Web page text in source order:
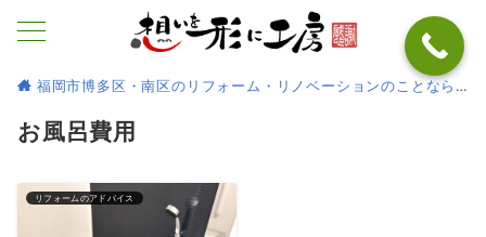
福岡市博多区・南区のリフォーム・リノベーションのことなら
お風呂費用
リフォームのアドバイス